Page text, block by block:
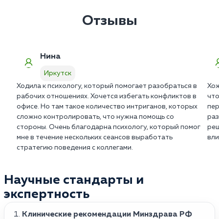
Прайс клиники в Иркутске фиксирован и не
Отзывы
Нина
Иркутск
Ходила к психологу, который помогает разобраться в
рабочих отношениях. Хочется избегать конфликтов в
офисе. Но там такое количество интриганов, которых
сложно контролировать, что нужна помощь со
стороны. Очень благодарна психологу, который помог
мне в течение нескольких сеансов выработать
стратегию поведения с коллегами.
Научные стандарты и
экспертность
Клинические рекомендации Минздрава РФ